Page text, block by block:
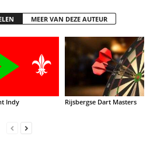
MEER VAN DEZE AUTEUR
Indy Rijsbergse Dart Masters